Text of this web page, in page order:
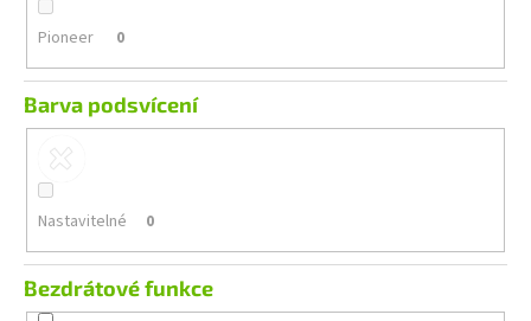
Pioneer 0
Barva podsvícení
Nastavitelné 0
Bezdrátové funkce